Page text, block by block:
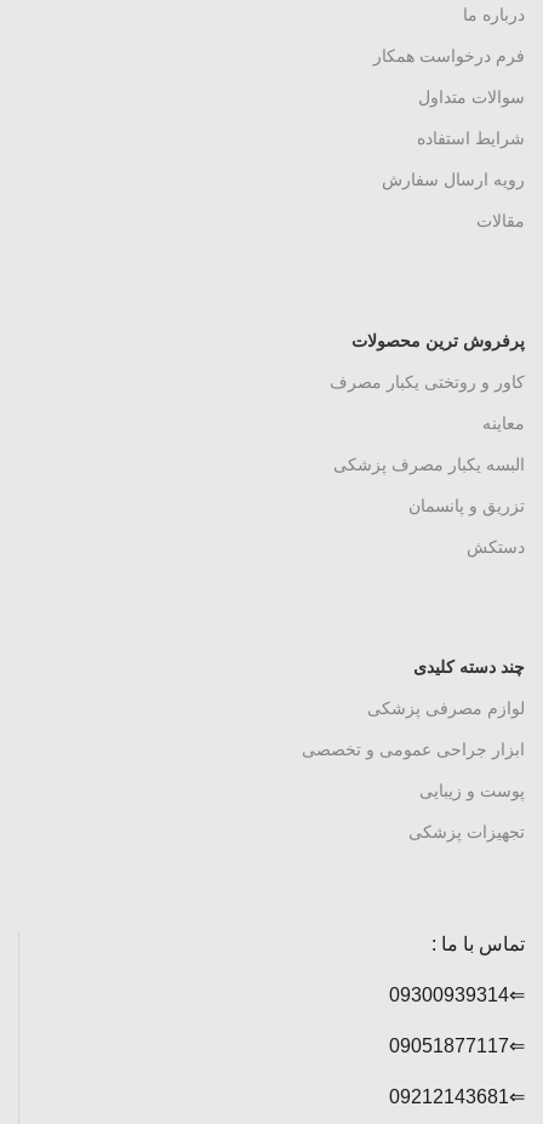
درباره ما
فرم درخواست همکار
سوالات متداول
شرایط استفاده
رویه ارسال سفارش
مقالات
پرفروش ترین محصولات
کاور و روتختی یکبار مصرف
معاینه
البسه یکبار مصرف پزشکی
تزریق و پانسمان
دستکش
چند دسته کلیدی
لوازم مصرفی پزشکی
ابزار جراحی عمومی و تخصصی
پوست و زیبایی
تجهیزات پزشکی
تماس با ما :
⇐09300939314
⇐09051877117
⇐09212143681